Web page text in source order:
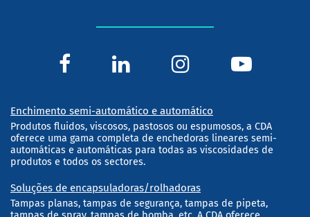
Enchimento semi-automático e automático
Produtos fluidos, viscosos, pastosos ou espumosos, a CDA
oferece uma gama completa de enchedoras lineares semi-
automáticas e automáticas para todas as viscosidades de
produtos e todos os sectores.
Soluções de encapsuladoras/rolhadoras
Tampas planas, tampas de segurança, tampas de pipeta,